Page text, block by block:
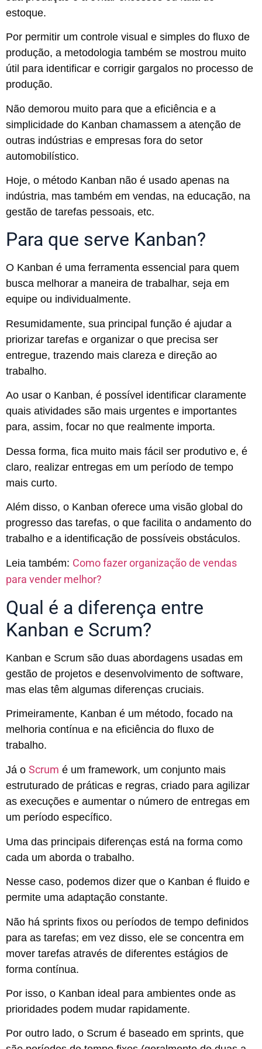
estoque.
Por permitir um controle visual e simples do fluxo de
produção, a metodologia também se mostrou muito
útil para identificar e corrigir gargalos no processo de
produção.
Não demorou muito para que a eficiência e a
simplicidade do Kanban chamassem a atenção de
outras indústrias e empresas fora do setor
automobilístico.
Hoje, o método Kanban não é usado apenas na
indústria, mas também em vendas, na educação, na
gestão de tarefas pessoais, etc.
Para que serve Kanban?
O Kanban é uma ferramenta essencial para quem
busca melhorar a maneira de trabalhar, seja em
equipe ou individualmente.
Resumidamente, sua principal função é ajudar a
priorizar tarefas e organizar o que precisa ser
entregue, trazendo mais clareza e direção ao
trabalho.
Ao usar o Kanban, é possível identificar claramente
quais atividades são mais urgentes e importantes
para, assim, focar no que realmente importa.
Dessa forma, fica muito mais fácil ser produtivo e, é
claro, realizar entregas em um período de tempo
mais curto.
Além disso, o Kanban oferece uma visão global do
progresso das tarefas, o que facilita o andamento do
trabalho e a identificação de possíveis obstáculos.
Leia também: Como fazer organização de vendas
para vender melhor?
Qual é a diferença entre
Kanban e Scrum?
Kanban e Scrum são duas abordagens usadas em
gestão de projetos e desenvolvimento de software,
mas elas têm algumas diferenças cruciais.
Primeiramente, Kanban é um método, focado na
melhoria contínua e na eficiência do fluxo de
trabalho.
Já o Scrum é um framework, um conjunto mais
estruturado de práticas e regras, criado para agilizar
as execuções e aumentar o número de entregas em
um período específico.
Uma das principais diferenças está na forma como
cada um aborda o trabalho.
Nesse caso, podemos dizer que o Kanban é fluido e
permite uma adaptação constante.
Não há sprints fixos ou períodos de tempo definidos
para as tarefas; em vez disso, ele se concentra em
mover tarefas através de diferentes estágios de
forma contínua.
Por isso, o Kanban ideal para ambientes onde as
prioridades podem mudar rapidamente.
Por outro lado, o Scrum é baseado em sprints, que